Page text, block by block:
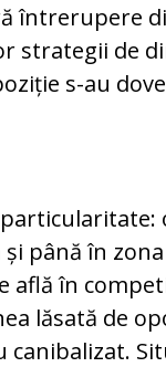
întrerupere
strategii de
s-au
până în
în
lăsată de
canibalizat.